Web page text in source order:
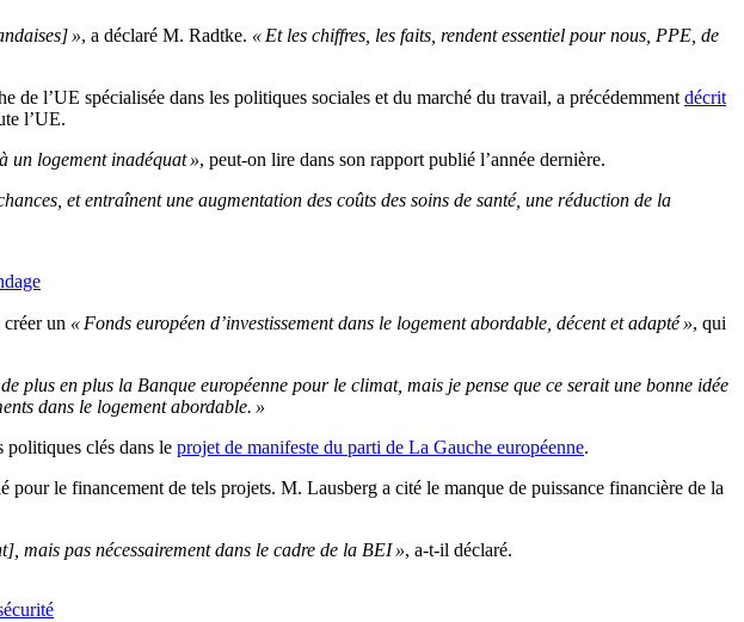
», a déclaré M. Radtke. « Et les chiffres, les faits, rendent essentiel pour nous, PPE, de
l’UE spécialisée dans les politiques sociales et du marché du travail, a précédemment décrit
l’UE.
un logement inadéquat », peut-on lire dans son rapport publié l’année dernière.
et entraînent une augmentation des coûts des soins de santé, une réduction de la
un « Fonds européen d’investissement dans le logement abordable, décent et adapté », qui
plus en plus la Banque européenne pour le climat, mais je pense que ce serait une bonne idée
dans le logement abordable. »
politiques clés dans le projet de manifeste du parti de La Gauche européenne.
le financement de tels projets. M. Lausberg a cité le manque de puissance financière de la
mais pas nécessairement dans le cadre de la BEI », a-t-il déclaré.